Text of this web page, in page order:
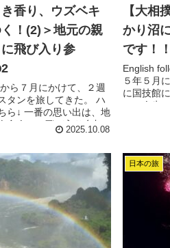
香り、ウズベキ
！(2)＞地元の親
飛び入り参
ら７月にかけて、２週
タンを旅してきた。 ハ
ら↓ 一番の思い出は、地
食会に、飛び入り参加
は、その１↓ なんだか
2025.10.08
【大相
かり沼
です！！
English
５年５月
に国技館
は、人生
日本の旅